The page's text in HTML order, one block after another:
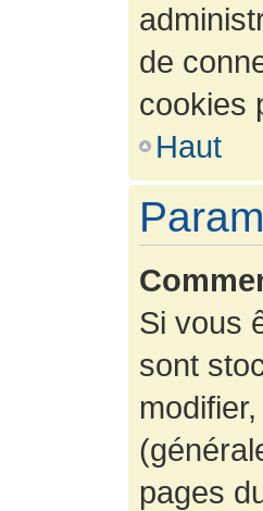
de
cookies
Haut
Si vous
sont
pages